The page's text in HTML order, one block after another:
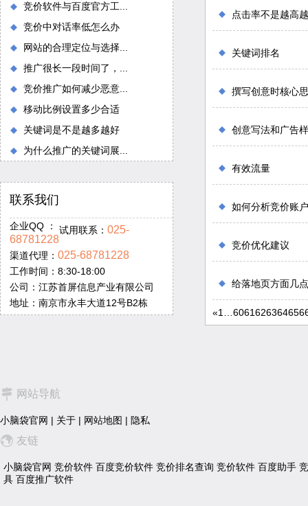
竞价软件与百度官方工...
竞价中对话率低怎么办
网站的合理定位与选择...
推广很长一段时间了，...
竞价推广如何减少恶意...
移动比例设置多少合适
关键词是不是越多越好
为什么推广的关键词展...
联系我们
企业QQ ： 试用联系： 025-
68781228
渠道代理： 025-68781228
工作时间：8:30-18:00
公司：江苏首屏信息产业有限公司
地址：南京市永丰大道12号B2栋
点击率不是越高
关键词排名
撰写创意时核心
创意写法和广告
有效流量
如何分析竞价账
竞价优化建议
给落地页方面几
«1 606162636465
网站导航
小脑袋官网 | 关于 | 网站地图 | 隐私
友链
小脑袋官网 竞价软件 百度竞价软件 竞价排名查询 竞价软件 百度助手
具 百度推广软件